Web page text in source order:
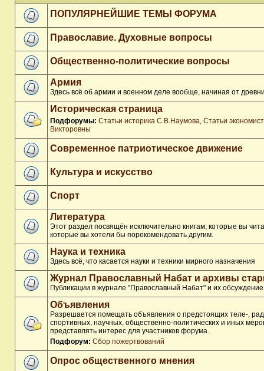
ПОПУЛЯРНЕЙШИЕ ТЕМЫ ФОРУМА
Православие. Духовные вопросы
Общественно-политические вопросы
Армия
Здесь всё об армии и военном деле вообще, начиная от
Историческая страница
Подфорумы: Статьи историка С.В.Наумова, Статьи
Викторовны
Современное патриотическое движение
Культура и искусство
Спорт
Литература
Этот раздел посвящён исключительно книгам, которые вы
которые вы хотели бы порекомендовать другим.
Наука и техника
Здесь всё, что касается науки и техники мирного назначения
Журнал Православный Набат и архивы
Публикации в журнале "Православный Набат" и их обсуждение
Объявления
Разрешается помещать объявления о предстоящих теле-,
спортивных, научных, общественно-политических и иных
представлять интерес для участников форума.
Подфорум: Сбор пожертвований
Опрос общественного мнения